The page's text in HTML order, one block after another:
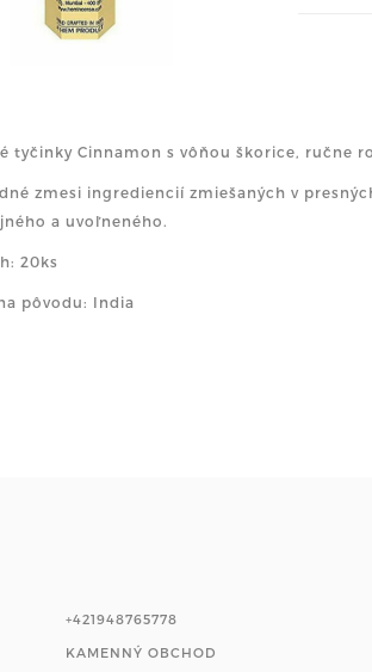
tyčinky Cinnamon s vôňou škorice, ručne
zmesi ingrediencií zmiešaných v
a uvoľneného.
20ks
pôvodu: India
+421948765778
KAMENNÝ OBCHOD